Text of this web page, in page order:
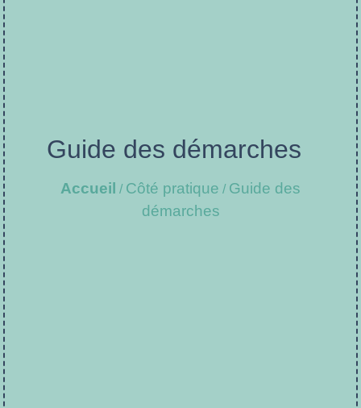
Guide des démarches
Accueil / Côté pratique / Guide des
démarches